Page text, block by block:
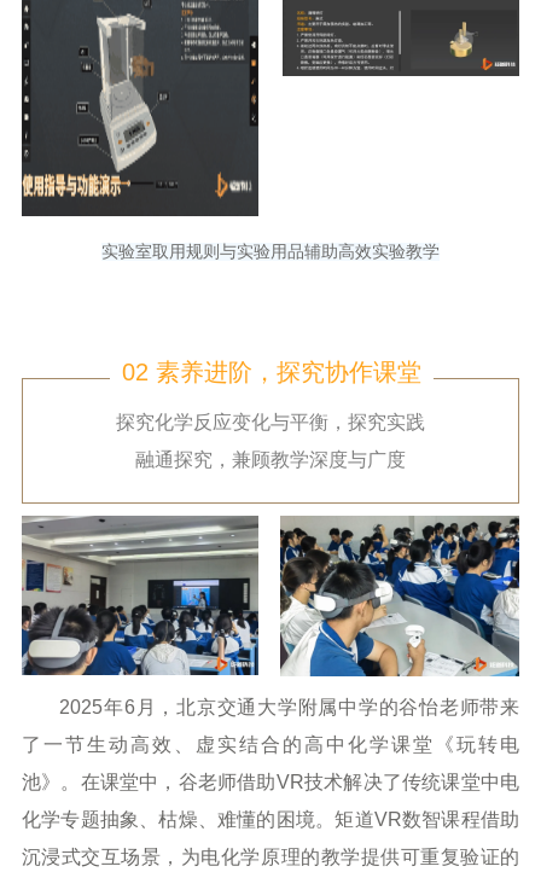
实验室取用规则与实验用品辅助高效实验教学
02 素养进阶，探究协作课堂
探究化学反应变化与平衡，探究实践
融通探究，兼顾教学深度与广度
2025年6月，北京交通大学附属中学的谷怡老师带来
了一节生动高效、虚实结合的高中化学课堂《玩转电
池》。在课堂中，谷老师借助VR技术解决了传统课堂中电
化学专题抽象、枯燥、难懂的困境。矩道VR数智课程借助
沉浸式交互场景，为电化学原理的教学提供可重复验证的